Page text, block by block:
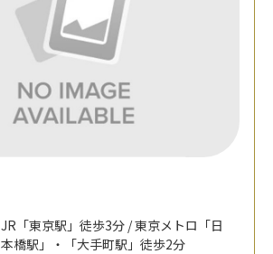
JR「東京駅」徒歩3分 / 東京メトロ「日
本橋駅」・「大手町駅」徒歩2分